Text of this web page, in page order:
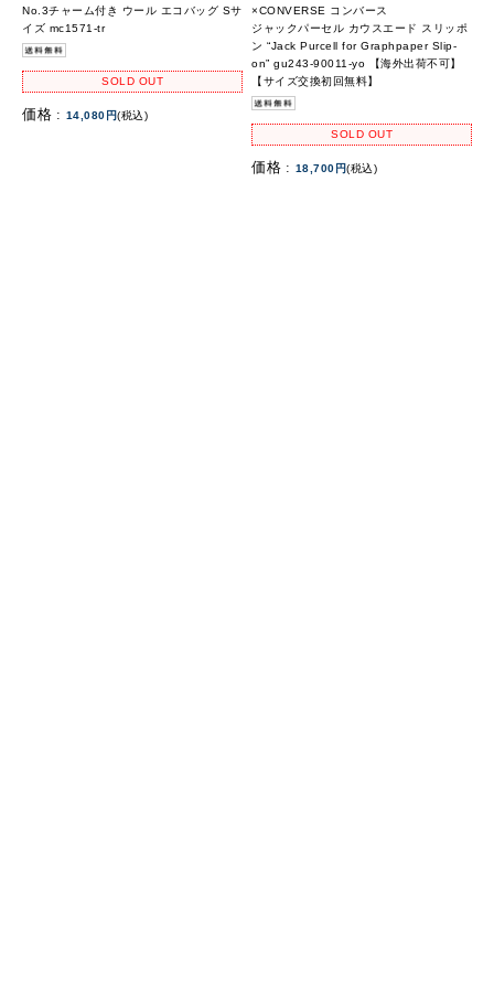
No.3チャーム付き ウール エコバッグ Sサ
イズ mc1571-tr
SOLD OUT
価格 : 14,080円(税込)
×CONVERSE コンバース
ジャックパーセル カウスエード スリッポ
ン “Jack Purcell for Graphpaper Slip-
on” gu243-90011-yo 【海外出荷不可】
【サイズ交換初回無料】
SOLD OUT
価格 : 18,700円(税込)